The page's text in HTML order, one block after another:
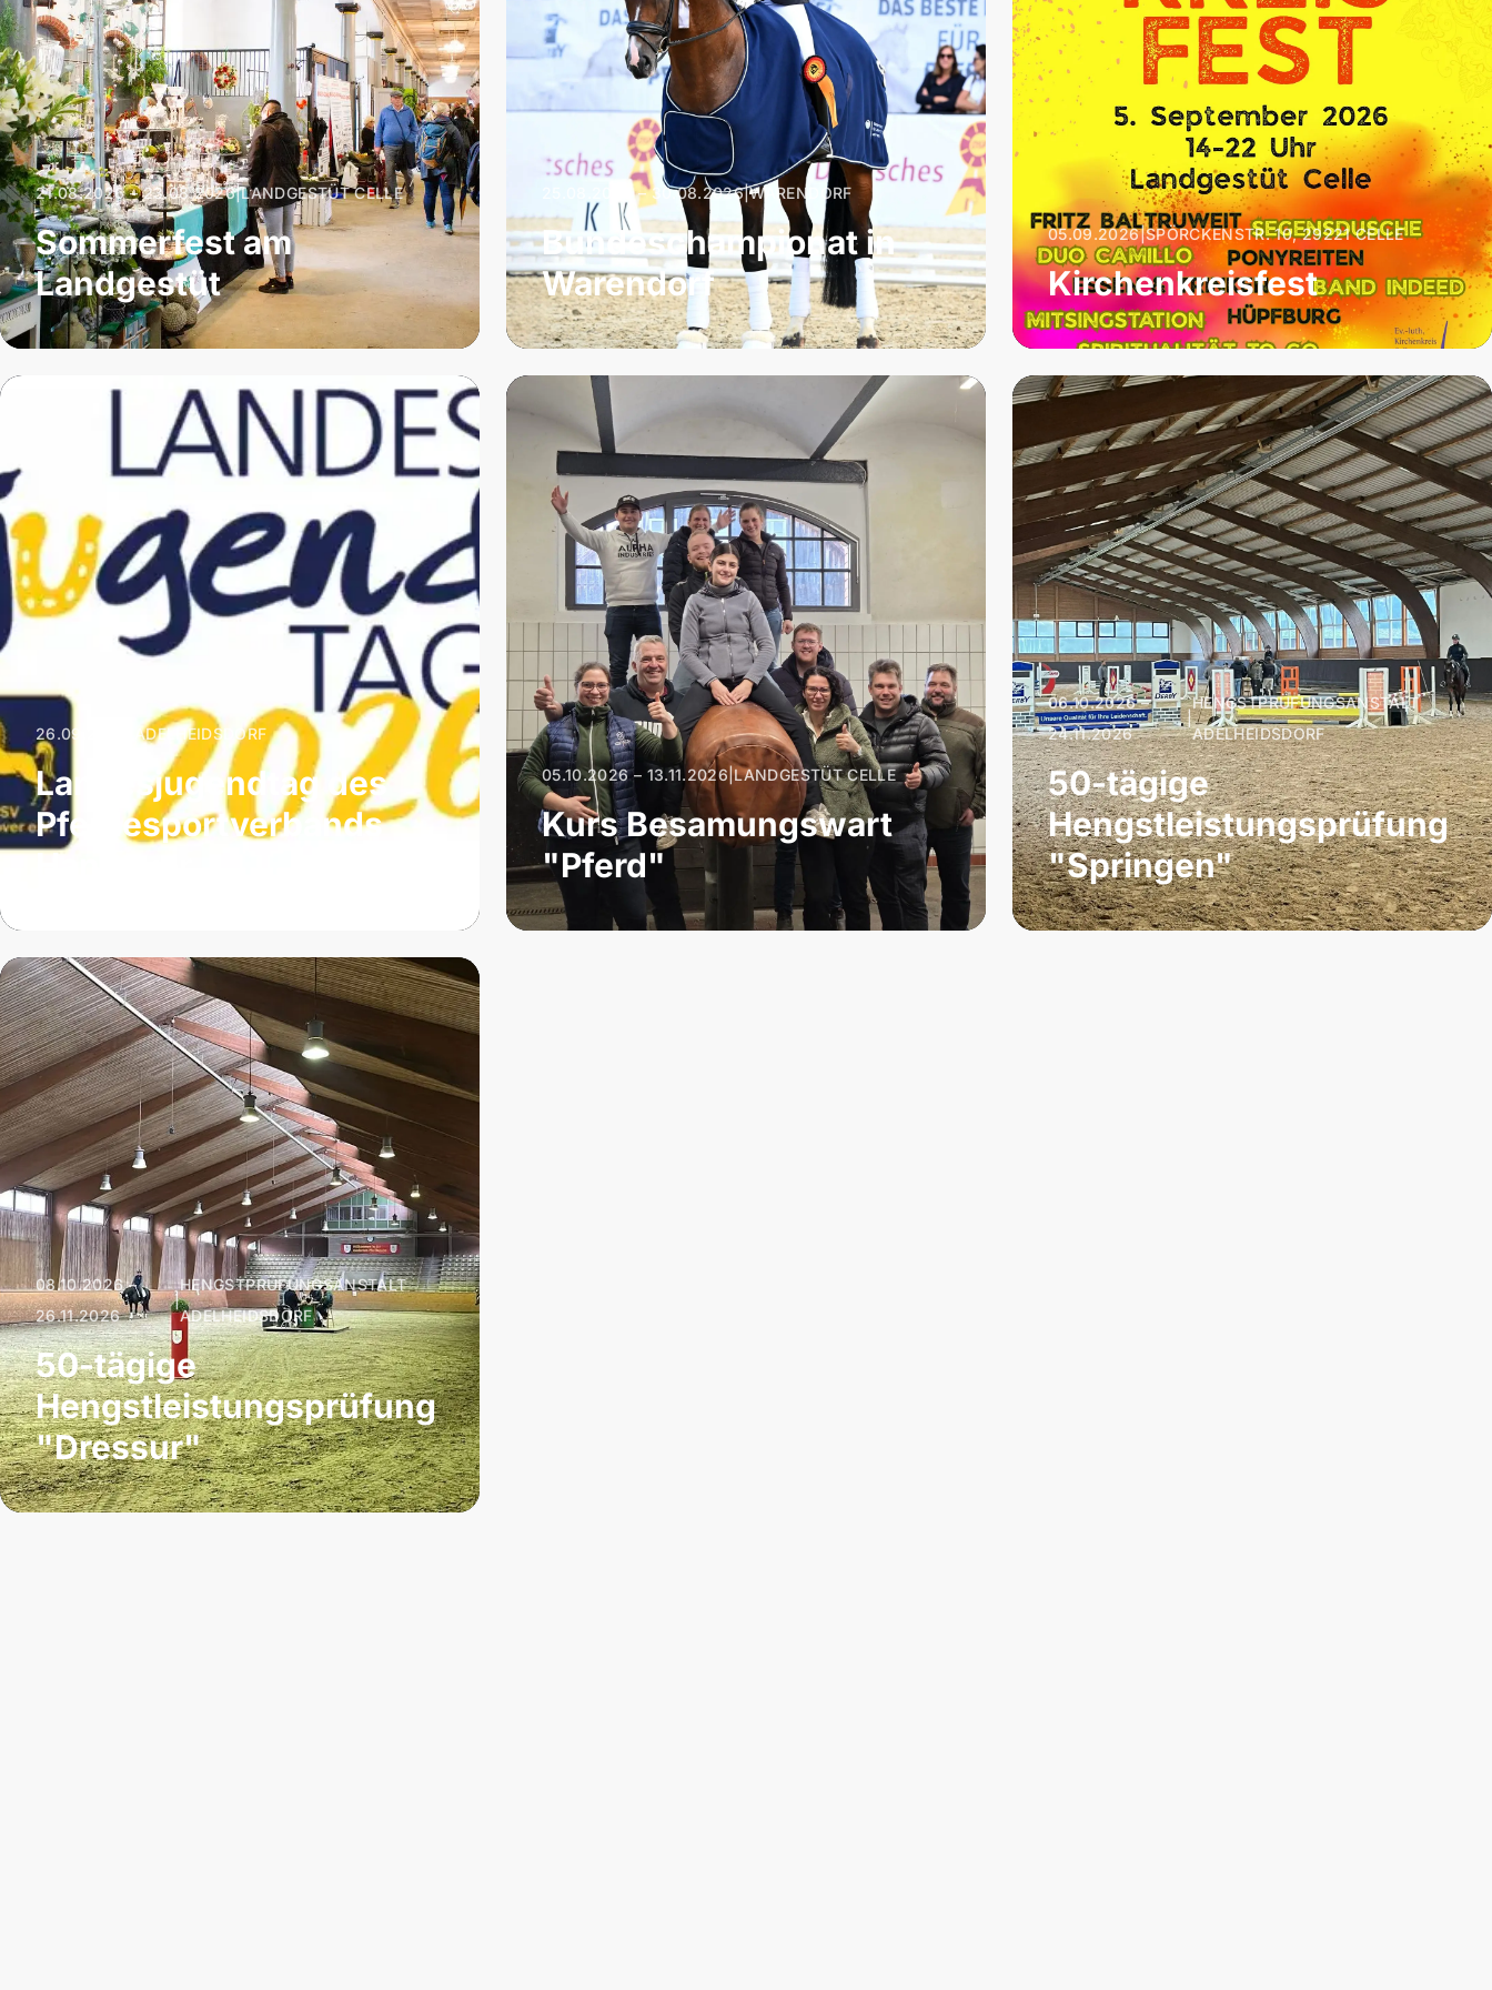
21.08.2026 – 23.08.2026|LANDGESTÜT CELLE
Sommerfest am
Landgestüt
25.08.2026 – 30.08.2026|WARENDORF
Bundeschampionat in
Warendorf
05.09.2026|SPÖRCKENSTR. 10, 29221 CELLE
Kirchenkreisfest
26.09.2026 ADELHEIDSDORF
Landesjugendtag des
Pferdesportverbands
Hannover
05.10.2026 – 13.11.2026|LANDGESTÜT CELLE
Kurs Besamungswart
"Pferd"
06.10.2026 –
24.11.2026
|
HENGSTPRÜFUNGSANSTALT
ADELHEIDSDORF
50-tägige
Hengstleistungsprüfung
"Springen"
08.10.2026 –
26.11.2026
|
HENGSTPRÜFUNGSANSTALT
ADELHEIDSDORF
50-tägige
Hengstleistungsprüfung
"Dressur"